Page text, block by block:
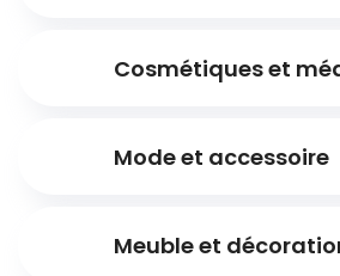
Cosmétiques et
Mode et accessoire
Meuble et